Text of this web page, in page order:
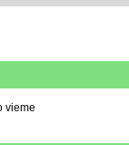
vieme